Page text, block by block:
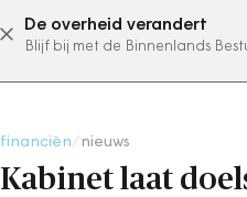
De overheid verandert
Blijf bij met de Binnenlands
abonneer
financiën nieuws
Kabinet laat